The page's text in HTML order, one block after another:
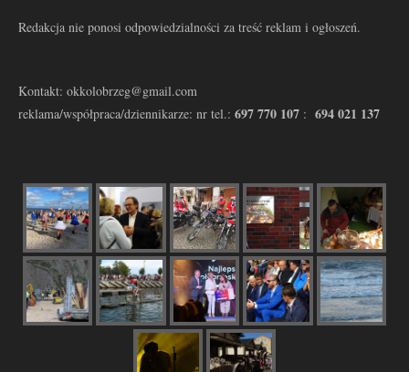
Redakcja nie ponosi odpowiedzialności za treść reklam i ogłoszeń.
Kontakt: okkolobrzeg@gmail.com
reklama/współpraca/dziennikarze: nr tel.: 697 770 107 : 694 021 137